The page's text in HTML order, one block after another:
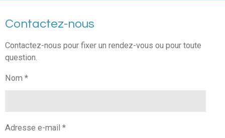
Contactez-nous
Contactez-nous pour fixer un rendez-vous ou pour toute
question.
Nom *
Adresse e-mail *